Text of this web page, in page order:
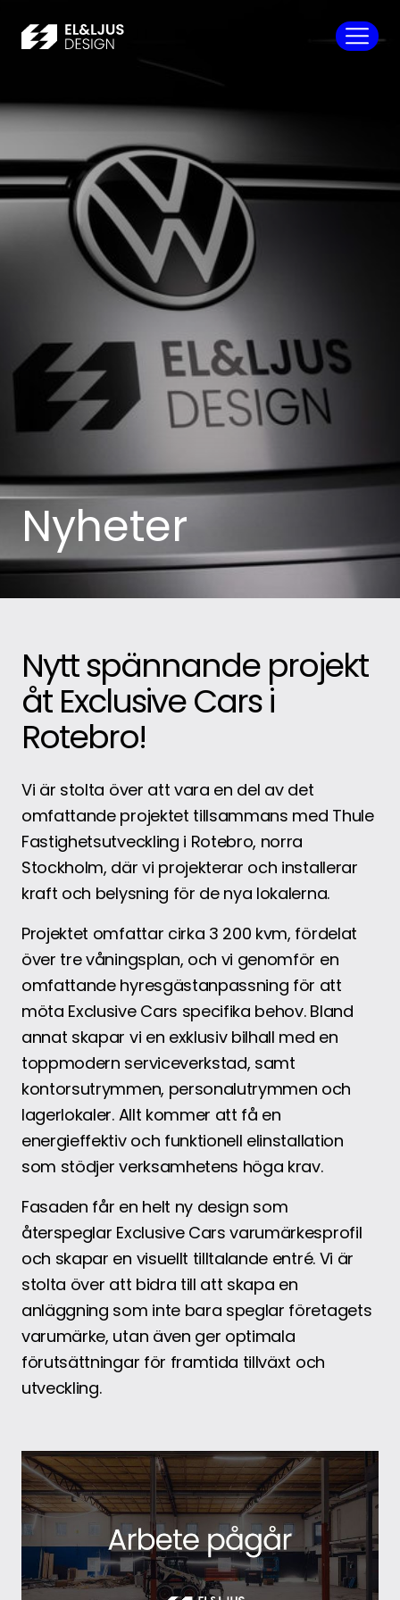
Nyheter
Nytt spännande projekt
åt Exclusive Cars i
Rotebro!
Vi är stolta över att vara en del av det
omfattande projektet tillsammans med Thule
Fastighetsutveckling i Rotebro, norra
Stockholm, där vi projekterar och installerar
kraft och belysning för de nya lokalerna.
Projektet omfattar cirka 3 200 kvm, fördelat
över tre våningsplan, och vi genomför en
omfattande hyresgästanpassning för att
möta Exclusive Cars specifika behov. Bland
annat skapar vi en exklusiv bilhall med en
toppmodern serviceverkstad, samt
kontorsutrymmen, personalutrymmen och
lagerlokaler. Allt kommer att få en
energieffektiv och funktionell elinstallation
som stödjer verksamhetens höga krav.
Fasaden får en helt ny design som
återspeglar Exclusive Cars varumärkesprofil
och skapar en visuellt tilltalande entré. Vi är
stolta över att bidra till att skapa en
anläggning som inte bara speglar företagets
varumärke, utan även ger optimala
förutsättningar för framtida tillväxt och
utveckling.